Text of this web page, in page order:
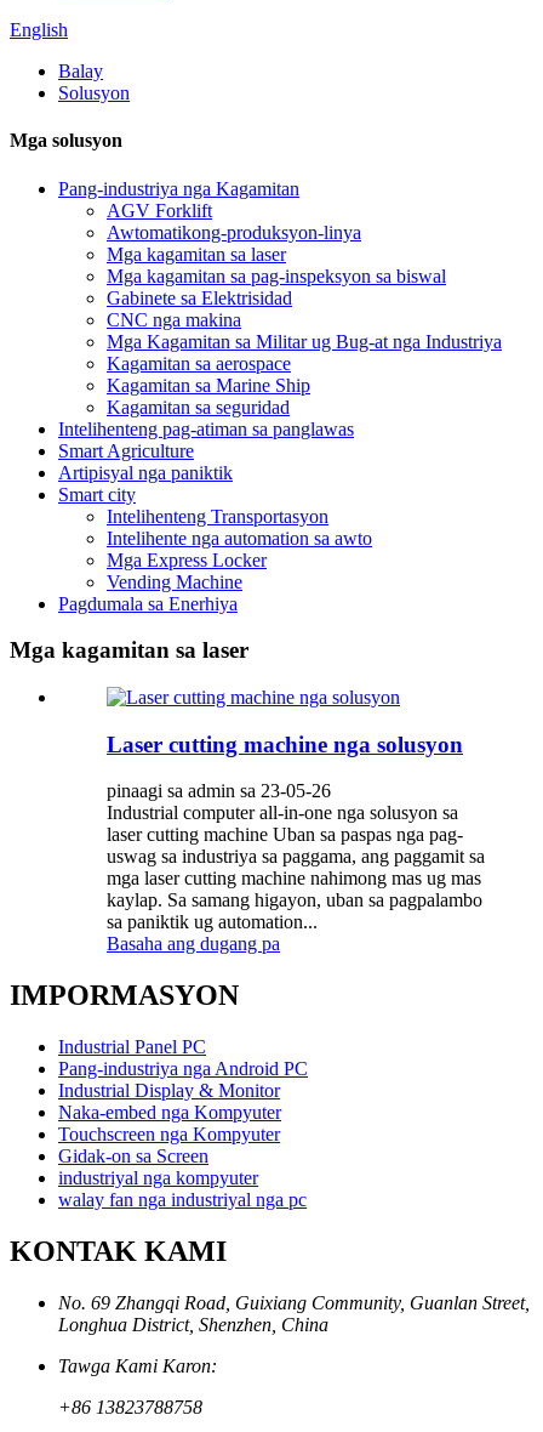
English
Balay
Solusyon
Mga solusyon
Pang-industriya nga Kagamitan
AGV Forklift
Awtomatikong-produksyon-linya
Mga kagamitan sa laser
Mga kagamitan sa pag-inspeksyon sa biswal
Gabinete sa Elektrisidad
CNC nga makina
Mga Kagamitan sa Militar ug Bug-at nga Industriya
Kagamitan sa aerospace
Kagamitan sa Marine Ship
Kagamitan sa seguridad
Intelihenteng pag-atiman sa panglawas
Smart Agriculture
Artipisyal nga paniktik
Smart city
Intelihenteng Transportasyon
Intelihente nga automation sa awto
Mga Express Locker
Vending Machine
Pagdumala sa Enerhiya
Mga kagamitan sa laser
Laser cutting machine nga solusyon
pinaagi sa admin sa 23-05-26
Industrial computer all-in-one nga solusyon sa
laser cutting machine Uban sa paspas nga pag-
uswag sa industriya sa paggama, ang paggamit sa
mga laser cutting machine nahimong mas ug mas
kaylap. Sa samang higayon, uban sa pagpalambo
sa paniktik ug automation...
Basaha ang dugang pa
IMPORMASYON
Industrial Panel PC
Pang-industriya nga Android PC
Industrial Display & Monitor
Naka-embed nga Kompyuter
Touchscreen nga Kompyuter
Gidak-on sa Screen
industriyal nga kompyuter
walay fan nga industriyal nga pc
KONTAK KAMI
No. 69 Zhangqi Road, Guixiang Community, Guanlan Street,
Longhua District, Shenzhen, China
Tawga Kami Karon:
+86 13823788758